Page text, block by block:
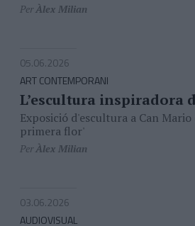
PerÀlex Milian
05.06.2026
ART CONTEMPORANI
L’escultura inspiradora
Exposició d'escultura a Can
primera flor'
PerÀlex Milian
03.06.2026
AUDIOVISUAL